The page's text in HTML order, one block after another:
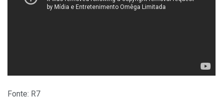
Fonte: R7